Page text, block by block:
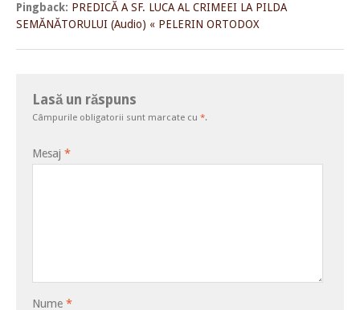
Pingback: PREDICĂ A SF. LUCA AL CRIMEEI LA PILDA
SEMĂNĂTORULUI (Audio) « PELERIN ORTODOX
Lasă un răspuns
Câmpurile obligatorii sunt marcate cu *.
Mesaj *
Nume *